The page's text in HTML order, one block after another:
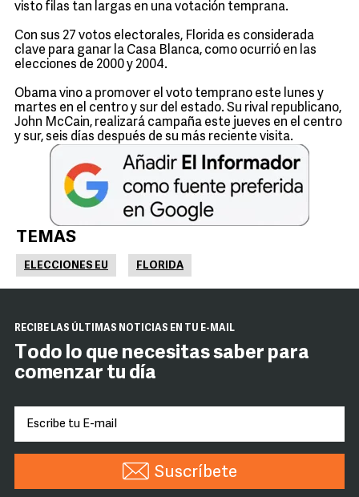
visto filas tan largas en una votación temprana.
Con sus 27 votos electorales, Florida es considerada
clave para ganar la Casa Blanca, como ocurrió en las
elecciones de 2000 y 2004.
Obama vino a promover el voto temprano este lunes y
martes en el centro y sur del estado. Su rival republicano,
John McCain, realizará campaña este jueves en el centro
y sur, seis días después de su más reciente visita.
TEMAS
ELECCIONES EU FLORIDA
RECIBE LAS ÚLTIMAS NOTICIAS EN TU E-MAIL
Todo lo que necesitas saber para
comenzar tu día
Suscríbete